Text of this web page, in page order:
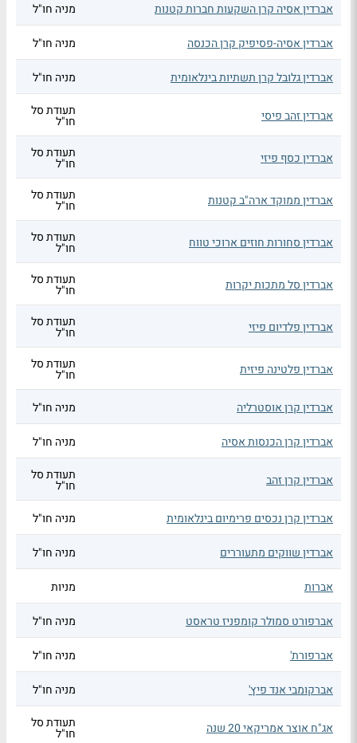
אברדין אסיה קרן השקעות חברות קטנות
מניה חו"ל
אברדין אסיה-פסיפיק קרן הכנסה מניה חו"ל
אברדין גלובל קרן תשתיות בינלאומית מניה חו"ל
אברדין זהב פיסי תעודת סל
חו"ל
אברדין כסף פיזי תעודת סל
חו"ל
אברדין ממוקד ארה"ב קטנות תעודת סל
חו"ל
אברדין סחורות חוזים ארוכי טווח תעודת סל
חו"ל
אברדין סל מתכות יקרות תעודת סל
חו"ל
אברדין פלדיום פיזי תעודת סל
חו"ל
אברדין פלטינה פיזית תעודת סל
חו"ל
אברדין קרן אוסטרליה
מניה חו"ל
אברדין קרן הכנסות אסיה מניה חו"ל
אברדין קרן זהב תעודת סל
חו"ל
אברדין קרן נכסים פרימיום בינלאומית
מניה חו"ל
אברדין שווקים מתעוררים מניה חו"ל
אברות מניות
אברפורט סמולר קומפניז טראסט מניה חו"ל
אברפורת' מניה חו"ל
אברקומבי אנד פיץ' מניה חו"ל
אג"ח אוצר אמריקאי 20 שנה תעודת סל
חו"ל